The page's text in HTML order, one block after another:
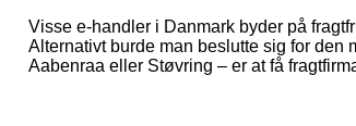
Visse e-handler i Danmark byder på
Alternativt burde man beslutte sig for den
Aabenraa eller Støvring – er at få